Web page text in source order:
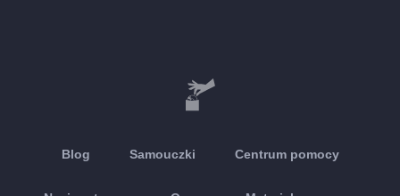
Blog Samouczki Centrum pomocy